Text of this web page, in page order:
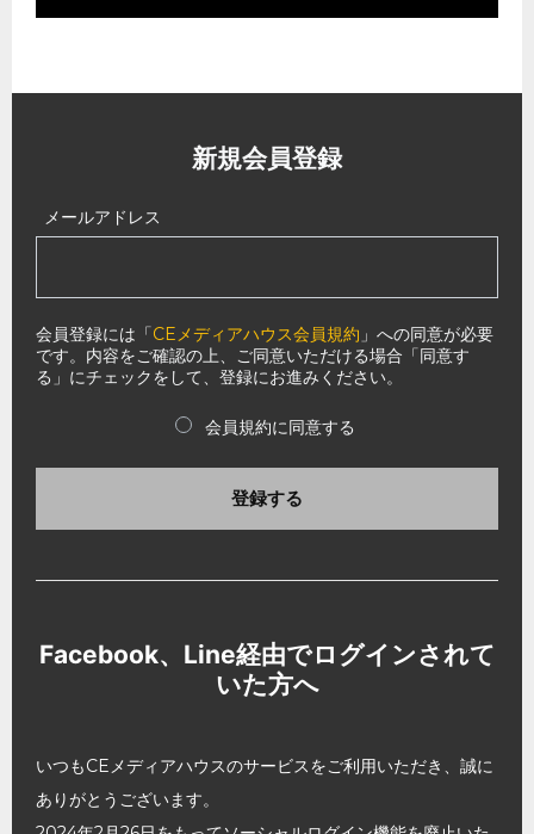
新規会員登録
メールアドレス
会員登録には「CEメディアハウス会員規約 」への同意が必要
です。内容をご確認の上、ご同意いただける場合「同意す
る」にチェックをして、登録にお進みください。
会員規約に同意する
登録する
Facebook、Line経由でログインされて
いた方へ
いつもCEメディアハウスのサービスをご利用いただき、誠に
ありがとうございます。